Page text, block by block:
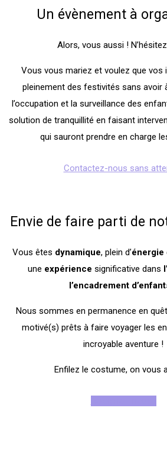
Un évènement à
Alors, vous aussi !
Vous vous mariez et voulez que vos
pleinement des festivités sans avoir
l’occupation et la surveillance des
solution de tranquillité en faisant
qui sauront prendre en charge
Contactez-nous sans
Envie de faire parti de
Vous êtes dynamique, plein d’énergie
une expérience significative dans
l’encadrement
Nous sommes en permanence en
motivé(s) prêts à faire voyager les
incroyable aventure !
Enfilez le costume, on vous